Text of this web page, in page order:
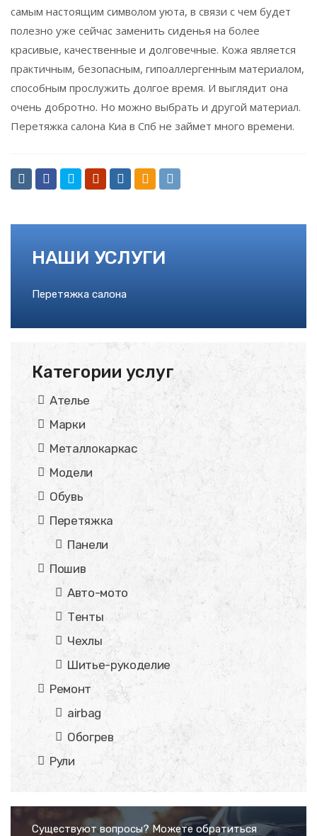
самым настоящим символом уюта, в связи с чем будет
полезно уже сейчас заменить сиденья на более
красивые, качественные и долговечные. Кожа является
практичным, безопасным, гипоаллергенным материалом,
способным прослужить долгое время. И выглядит она
очень добротно. Но можно выбрать и другой материал.
Перетяжка салона Киа в Спб не займет много времени.
НАШИ УСЛУГИ
Перетяжка салона
Категории услуг
Ателье
Марки
Металлокаркас
Модели
Обувь
Перетяжка
Панели
Пошив
Авто-мото
Тенты
Чехлы
Шитье-рукоделие
Ремонт
airbag
Обогрев
Рули
Существуют вопросы? Можете обратиться